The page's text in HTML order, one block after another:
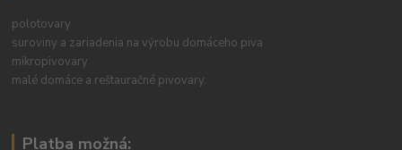
polotovary
suroviny a zariadenia na výrobu domáceho piva
mikropivovary
malé domáce a reštauračné pivovary.
Platba možná: